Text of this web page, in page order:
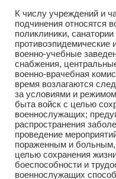
К числу учреждений и
подчинения относятся
поликлиники,
противоэпидемические
военно-учебные
снабжения,
военно-врачебная
время возлагаются
за условиями и
быта войск с целью
военнослужащих;
распространения
проведение
пораженным и больным,
целью сохранения
боеспособности и
военнослужащих